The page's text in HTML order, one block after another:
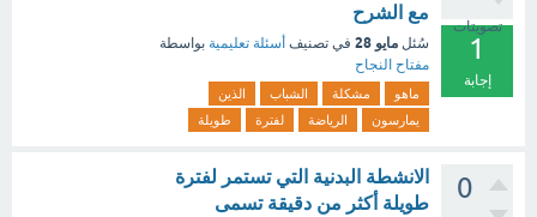
تصويتات
1
إجابة
مع الشرح
سُئل مايو 28 في تصنيف أسئلة تعليمية بواسطة
مفتاح النجاح
ماهو مشكلة الشباب
الذين
يمارسون
الرياضة لفترة طويلة
0
الانشطة البدنية التي تستمر لفترة
طويلة أكثر من دقيقة تسمى